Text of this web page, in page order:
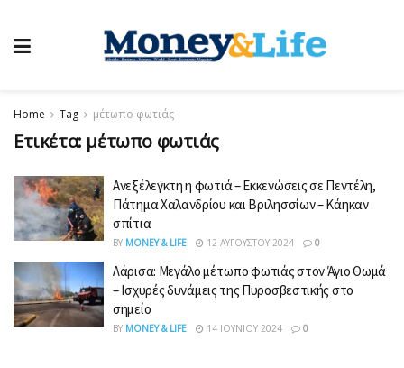
Home Tag μέτωπο φωτιάς
Ετικέτα: μέτωπο φωτιάς
Ανεξέλεγκτη η φωτιά – Εκκενώσεις σε Πεντέλη,
Πάτημα Χαλανδρίου και Βριλησσίων – Κάηκαν
σπίτια
BY MONEY & LIFE 12 ΑΥΓΟΎΣΤΟΥ 2024 0
Λάρισα: Μεγάλο μέτωπο φωτιάς στον Άγιο Θωμά
– Ισχυρές δυνάμεις της Πυροσβεστικής στο
σημείο
BY MONEY & LIFE 14 ΙΟΥΝΊΟΥ 2024 0